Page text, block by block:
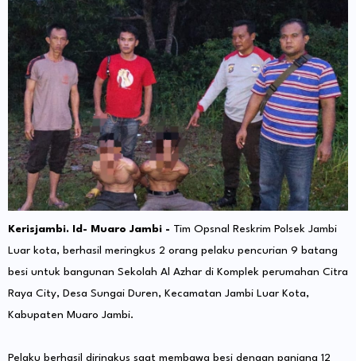
Kerisjambi. Id- Muaro Jambi - Tim Opsnal Reskrim Polsek Jambi
Luar kota, berhasil meringkus 2 orang pelaku pencurian 9 batang
besi untuk bangunan Sekolah Al Azhar di Komplek perumahan Citra
Raya City, Desa Sungai Duren, Kecamatan Jambi Luar Kota,
Kabupaten Muaro Jambi.
Pelaku berhasil diringkus saat membawa besi dengan panjang 12